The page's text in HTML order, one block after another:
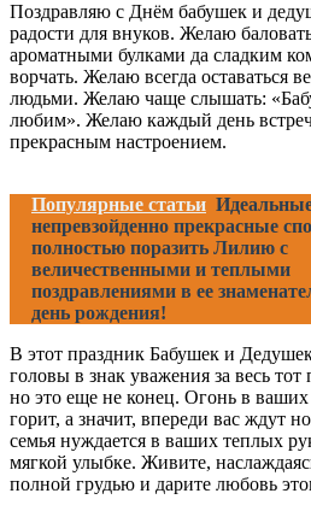
Поздравляю с Днём бабушек и
радости для внуков. Желаю
ароматными булками да сладким
ворчать. Желаю всегда оставаться
людьми. Желаю чаще слышать:
любим». Желаю каждый день
прекрасным настроением.
Популярные статьи
непревзойденно прекрасные
полностью поразить Лилию с
величественными и теплыми
поздравлениями в ее
день рождения!
В этот праздник Бабушек и
головы в знак уважения за весь
но это еще не конец. Огонь в ваших
горит, а значит, впереди вас ждут
семья нуждается в ваших теплых
мягкой улыбке. Живите,
полной грудью и дарите любовь